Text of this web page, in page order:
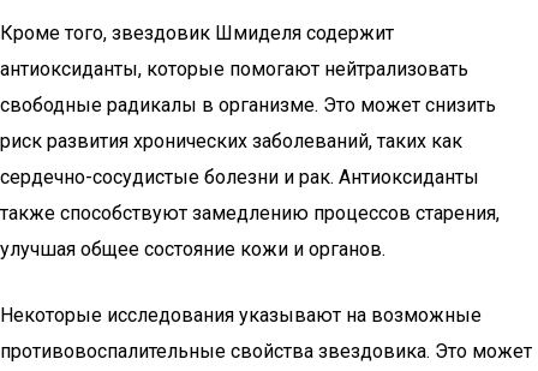
Кроме того, звездовик Шмиделя содержит
антиоксиданты, которые помогают нейтрализовать
свободные радикалы в организме. Это может снизить
риск развития хронических заболеваний, таких как
сердечно-сосудистые болезни и рак. Антиоксиданты
также способствуют замедлению процессов старения,
улучшая общее состояние кожи и органов.
Некоторые исследования указывают на возможные
противовоспалительные свойства звездовика. Это может